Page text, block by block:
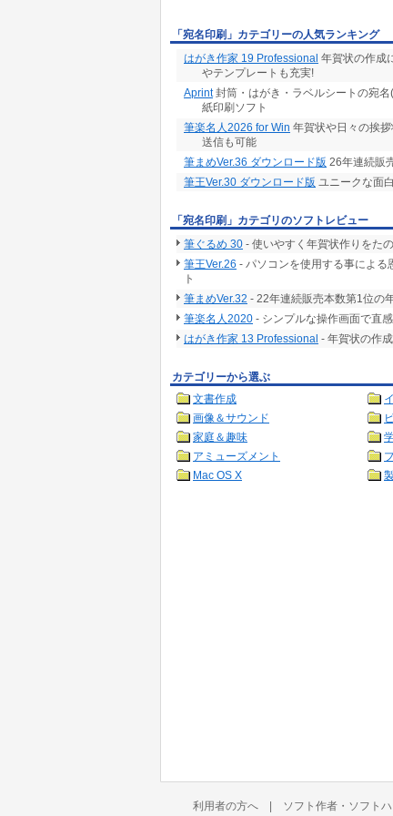
「宛名印刷」カテゴリーの人気ランキング
はがき作家 19 Professional 年賀状の作成
やテンプレートも充実!
Aprint封筒・はがき・ラベルシートの宛
紙印刷ソフト
筆楽名人2026 for Win 年賀状や日々の挨
送信も可能
筆まめVer.36 ダウンロード版 26年連続販
筆王Ver.30 ダウンロード版 ユニークな面
「宛名印刷」カテゴリのソフトレビュー
筆ぐるめ 30 - 使いやすく年賀状作りをた
筆王Ver.26 - パソコンを使用する事による
ト
筆まめVer.32 - 22年連続販売本数第1位の
筆楽名人2020 - シンプルな操作画面で直
はがき作家 13 Professional - 年賀状の作
カテゴリーから選ぶ
文書作成
画像＆サウンド
家庭＆趣味
アミューズメント
Mac OS X
利用者の方へ | ソフト作者・ソフト